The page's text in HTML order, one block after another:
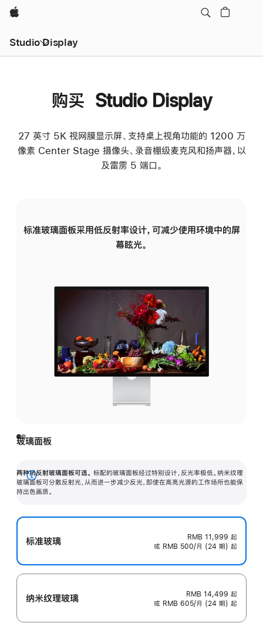
Apple
Studio Display
购买 Studio Display
27 英寸 5K 视网膜显示屏、支持桌上视角功能的 1200 万
像素 Center Stage 摄像头、录音棚级麦克风和扬声器，以
及雷雳 5 端口。
标准玻璃面板采用低反射率设计，可减少使用环境中的屏
幕眩光。
玻璃面板
两种抗反射玻璃面板可选。 标配的玻璃面板经过特别设计，反光率极低。纳米纹理
玻璃面板可分散反射光，从而进一步减少反光，即使在高亮光源的工作场所也能保
持出色画质。
展
开
标准玻璃 RMB 11,999 起
或 RMB 500/月 (24 期) 起
纳米纹理玻璃 RMB 14,499 起
或 RMB 605/月 (24 期) 起